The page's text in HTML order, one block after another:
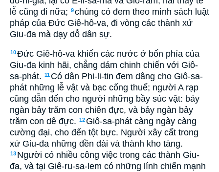
lễ cũng đi nữa; 9chúng có đem theo mình sách luật
pháp của Ðức Giê-hô-va, đi vòng các thành xứ
Giu-đa mà dạy dỗ dân sự.
10Ðức Giê-hô-va khiến các nước ở bốn phía của
Giu-đa kinh hãi, chẳng dám chinh chiến với Giô-
sa-phát. 11 Có dân Phi-li-tin đem dâng cho Giô-sa-
phát những lễ vật và bạc cống thuế; người A rạp
cũng dẫn đến cho người những bầy súc vật: bảy
ngàn bảy trăm con chiên đực, và bảy ngàn bảy
trăm con dê đực. 12 Giô-sa-phát càng ngày càng
cường đại, cho đến tột bực. Người xây cất trong
xứ Giu-đa những đền đài và thành kho tàng.
13 Người có nhiều công việc trong các thành Giu-
đa, và tại Giê-ru-sa-lem có những lính chiến mạnh